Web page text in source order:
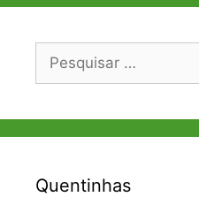
Pesquisar
Quentinhas